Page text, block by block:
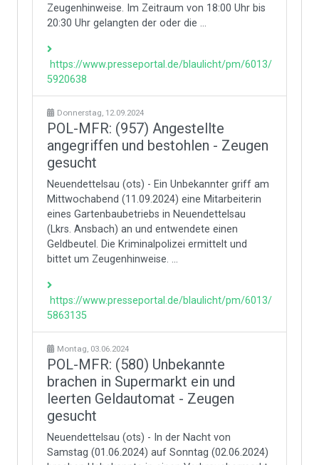
Zeugenhinweise. Im Zeitraum von 18:00 Uhr bis
20:30 Uhr gelangten der oder die ...
https://www.presseportal.de/blaulicht/pm/6013/
5920638
Donnerstag, 12.09.2024
POL-MFR: (957) Angestellte
angegriffen und bestohlen - Zeugen
gesucht
Neuendettelsau (ots) - Ein Unbekannter griff am
Mittwochabend (11.09.2024) eine Mitarbeiterin
eines Gartenbaubetriebs in Neuendettelsau
(Lkrs. Ansbach) an und entwendete einen
Geldbeutel. Die Kriminalpolizei ermittelt und
bittet um Zeugenhinweise. ...
https://www.presseportal.de/blaulicht/pm/6013/
5863135
Montag, 03.06.2024
POL-MFR: (580) Unbekannte
brachen in Supermarkt ein und
leerten Geldautomat - Zeugen
gesucht
Neuendettelsau (ots) - In der Nacht von
Samstag (01.06.2024) auf Sonntag (02.06.2024)